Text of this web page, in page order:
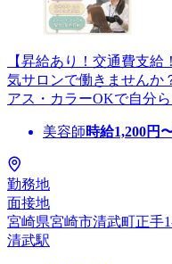
【昇給あり！交通費支
気サロンで働きません
アス・カラーOKで自分
美容師時給1,200円
勤務地
面接地
宮崎県宮崎市清武町正手
清武駅